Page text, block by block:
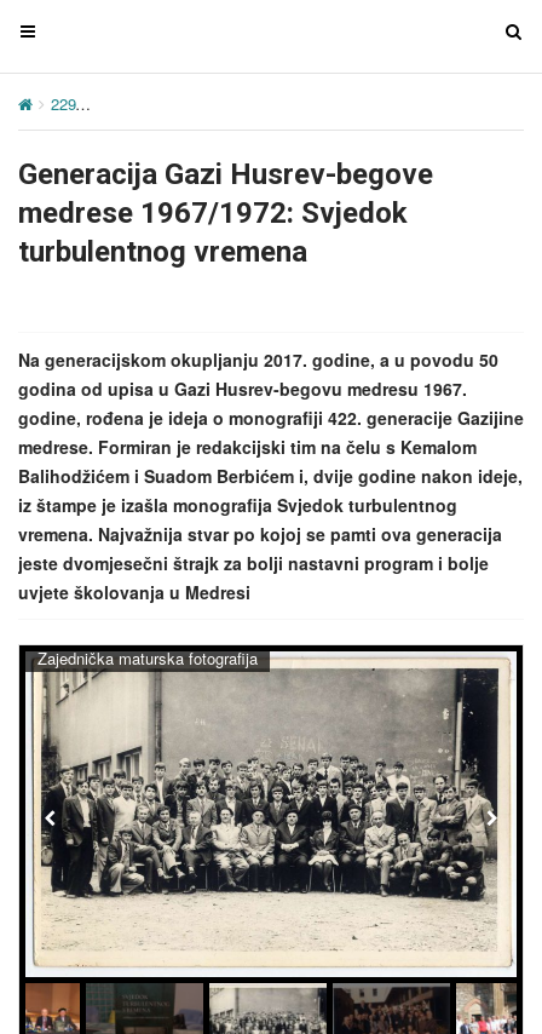
T
g
e
n
v
a
i
o
n
T
n
229
Generacija Gazi Husrev-begove
medrese 1967/1972: Svjedok
turbulentnog vremena
Na generacijskom okupljanju 2017. godine, a u povodu 50
godina od upisa u Gazi Husrev-begovu medresu 1967.
godine, rođena je ideja o monografiji 422. generacije Gazijine
medrese. Formiran je redakcijski tim na čelu s Kemalom
Balihodžićem i Suadom Berbićem i, dvije godine nakon ideje,
iz štampe je izašla monografija Svjedok turbulentnog
vremena. Najvažnija stvar po kojoj se pamti ova generacija
jeste dvomjesečni štrajk za bolji nastavni program i bolje
uvjete školovanja u Medresi
Zajednička maturska fotografija